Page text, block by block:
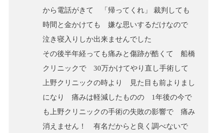
から電話がきて 「帰ってくれ」 裁判しても
時間と金かけても 嫌な思いするだけなので
泣き寝入りしか出来ませんでした
その後半年経っても痛みと傷跡が酷くて 船橋
クリニックで 30万かけてやり直し手術して
上野クリニックの時より 見た目も前よりまし
になり 痛みは軽減したものの 1年後の今で
も上野クリニックの手術の失敗の影響で 痛み
消えません！ 有名だからと良く調べないで